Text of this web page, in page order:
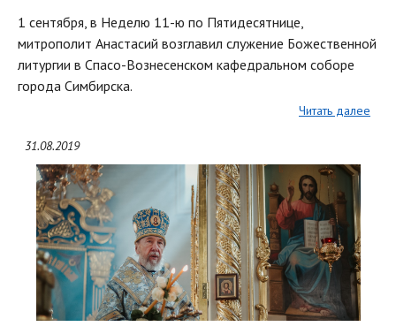
1 сентября, в Неделю 11-ю по Пятидесятнице,
митрополит Анастасий возглавил служение Божественной
литургии в Спасо-Вознесенском кафедральном соборе
города Симбирска.
Читать далее
31.08.2019